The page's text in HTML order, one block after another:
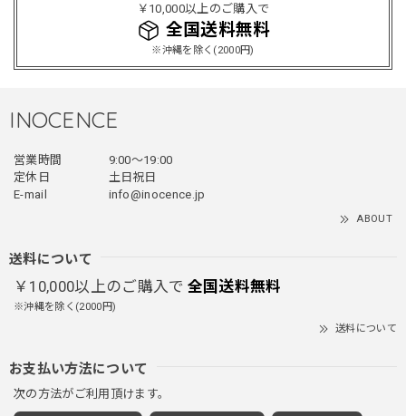
￥10,000以上のご購入で
全国送料無料
※沖縄を除く(2000円)
レッドめちゃくちゃカッコイイし可愛いです！こういうのっ
てあまり他のお店で売ってないようなデザインだと思うので
買って良かったです！！ただ写真の通り袖の方が明らかに長
ブラック/L
2025/12/24
首しまる！ってなるから全部は閉めずに使うかも。 チャッ
2025/11/28
INOCENCE
営業時間
9:00〜19:00
定休日
土日祝日
E-mail
info@inocence.jp
ABOUT
送料について
￥10,000以上のご購入で 全国送料無料
※沖縄を除く(2000円)
送料について
お支払い方法について
次の方法がご利用頂けます。